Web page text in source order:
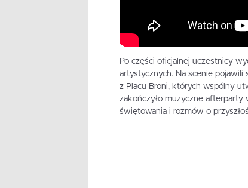
Po części oficjalnej uczestnicy
artystycznych. Na scenie pojawili
z Placu Broni, których wspólny
zakończyło muzyczne
świętowania i rozmów o